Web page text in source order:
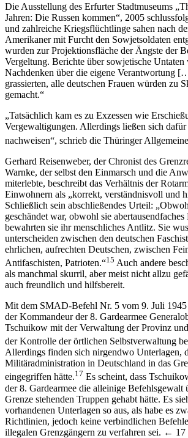
Die Ausstellung des Erfurter Stadtmuseums
Jahren: Die Russen kommen“, 2005
und zahlreiche Kriegsflüchtlinge sahen nach
Amerikaner mit Furcht den Sowjetsoldaten
wurden zur Projektionsfläche der Ängste der
Vergeltung. Berichte über sowjetische Untaten
Nachdenken über die eigene Verantwortung
grassierten, alle deutschen Frauen würden zu
gemacht.“
„Tatsächlich kam es zu Exzessen wie
Vergewaltigungen. Allerdings ließen sich
nachweisen“, schrieb die Thüringer
Gerhard Reisenweber, der Chronist des
Warnke, der selbst den Einmarsch und die
miterlebte, beschreibt das Verhältnis der
Einwohnern als „korrekt, verständnisvoll und
Schließlich sein abschließendes Urteil:
geschändet war, obwohl sie
bewahrten sie ihr menschliches Antlitz. Sie
unterscheiden zwischen den deutschen
ehrlichen, aufrechten Deutschen, zwischen
Antifaschisten, Patrioten.“15 Auch andere
als manchmal skurril, aber meist nicht allzu
auch freundlich und hilfsbereit.
Mit dem SMAD-Befehl Nr. 5 vom 9. Juli
der Kommandeur der 8. Gardearmee
Tschuikow mit der Verwaltung der Provinz
der Kontrolle der örtlichen Selbstverwaltung
Allerdings finden sich nirgendwo Unterlagen,
Militäradministration in Deutschland in das
eingegriffen hätte.17 Es scheint, dass
der 8. Gardearmee die alleinige Befehlsgewalt
Grenze stehenden Truppen gehabt hätte. Es
vorhandenen Unterlagen so aus, als habe es
Richtlinien, jedoch keine verbindlichen
illegalen Grenzgängern zu verfahren sei. ← 17